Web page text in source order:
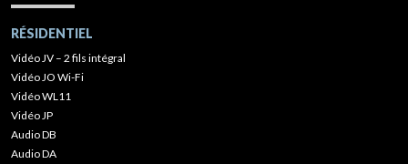
RÉSIDENTIEL
Vidéo JV – 2 fils intégral
Vidéo JO Wi-Fi
Vidéo WL11
Vidéo JP
Audio DB
Audio DA